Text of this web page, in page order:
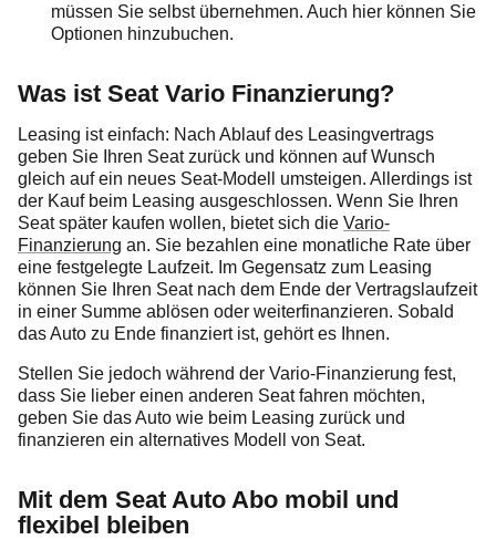
müssen Sie selbst übernehmen. Auch hier können Sie
Optionen hinzubuchen.
Was ist Seat Vario Finanzierung?
Leasing ist einfach: Nach Ablauf des Leasingvertrags
geben Sie Ihren Seat zurück und können auf Wunsch
gleich auf ein neues Seat-Modell umsteigen. Allerdings ist
der Kauf beim Leasing ausgeschlossen. Wenn Sie Ihren
Seat später kaufen wollen, bietet sich die Vario-
Finanzierung an. Sie bezahlen eine monatliche Rate über
eine festgelegte Laufzeit. Im Gegensatz zum Leasing
können Sie Ihren Seat nach dem Ende der Vertragslaufzeit
in einer Summe ablösen oder weiterfinanzieren. Sobald
das Auto zu Ende finanziert ist, gehört es Ihnen.
Stellen Sie jedoch während der Vario-Finanzierung fest,
dass Sie lieber einen anderen Seat fahren möchten,
geben Sie das Auto wie beim Leasing zurück und
finanzieren ein alternatives Modell von Seat.
Mit dem Seat Auto Abo mobil und
flexibel bleiben